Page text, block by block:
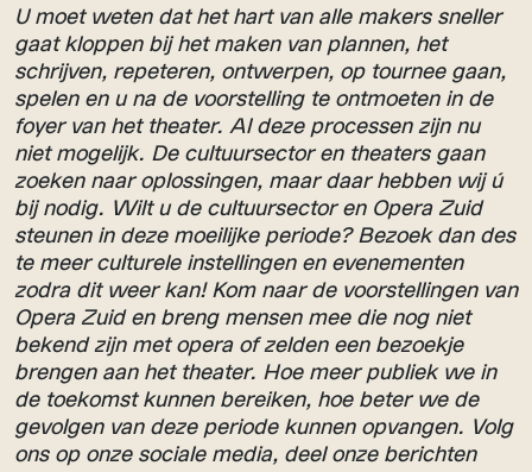
U moet weten dat het hart van alle makers sneller
gaat kloppen bij het maken van plannen, het
schrijven, repeteren, ontwerpen, op tournee gaan,
spelen en u na de voorstelling te ontmoeten in de
foyer van het theater. Al deze processen zijn nu
niet mogelijk. De cultuursector en theaters gaan
zoeken naar oplossingen, maar daar hebben wij ú
bij nodig. Wilt u de cultuursector en Opera Zuid
steunen in deze moeilijke periode? Bezoek dan des
te meer culturele instellingen en evenementen
zodra dit weer kan! Kom naar de voorstellingen van
Opera Zuid en breng mensen mee die nog niet
bekend zijn met opera of zelden een bezoekje
brengen aan het theater. Hoe meer publiek we in
de toekomst kunnen bereiken, hoe beter we de
gevolgen van deze periode kunnen opvangen. Volg
ons op onze sociale media, deel onze berichten